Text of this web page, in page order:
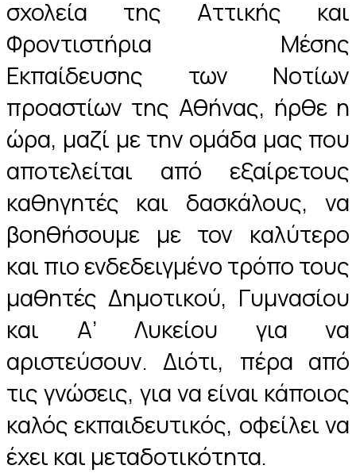
σχολεία της Αττικής και
Φροντιστήρια Μέσης
Εκπαίδευσης των Νοτίων
προαστίων της Αθήνας, ήρθε η
ώρα, μαζί με την ομάδα μας που
αποτελείται από εξαίρετους
καθηγητές και δασκάλους, να
βοηθήσουμε με τον καλύτερο
και πιο ενδεδειγμένο τρόπο τους
μαθητές Δημοτικού, Γυμνασίου
και Α’ Λυκείου για να
αριστεύσουν. Διότι, πέρα από
τις γνώσεις, για να είναι κάποιος
καλός εκπαιδευτικός, οφείλει να
έχει και μεταδοτικότητα.